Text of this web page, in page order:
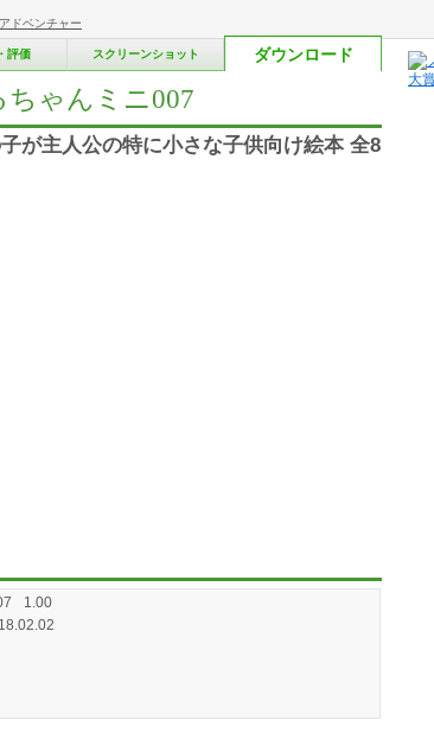
アドベンチャー
評価 スクリーンショット ダウンロード
ゃんミニ007
が主人公の特に小さな子供向け絵本 全8
1.00